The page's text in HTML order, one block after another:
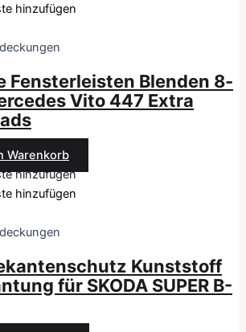
hinzufügen
Fensterleisten Blenden 8-
Vito 447 Extra
Warenkorb
hinzufügen
hinzufügen
Kunststoff
für SKODA SUPER B-